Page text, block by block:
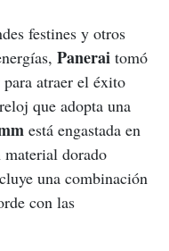
festines y otros
Panerai tomó
para atraer el éxito
que adopta una
está engastada en
material dorado
una combinación
con las